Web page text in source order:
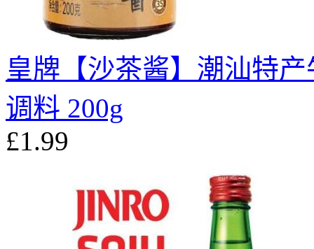
皇牌【沙茶酱】潮汕特
调料 200g
£1.99